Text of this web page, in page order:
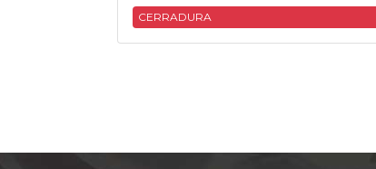
FormularioCERRADURA